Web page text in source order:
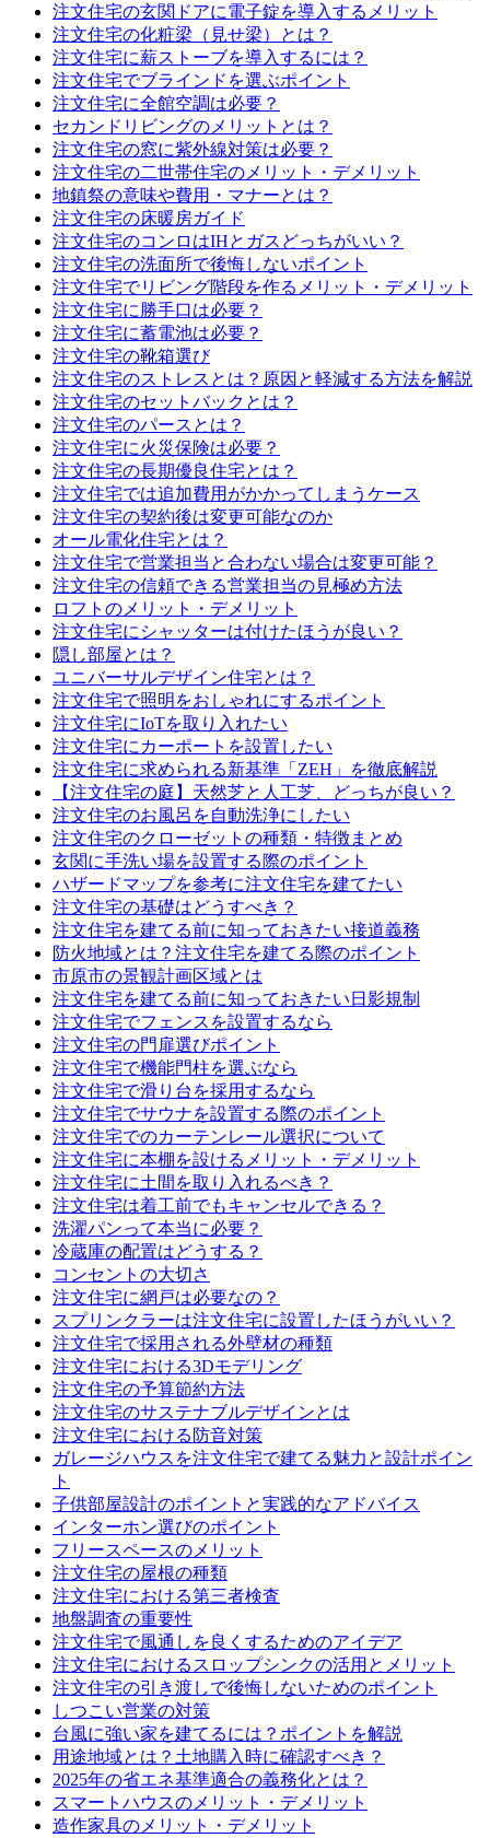
注文住宅の玄関ドアに電子錠を導入するメリット
注文住宅の化粧梁（見せ梁）とは？
注文住宅に薪ストーブを導入するには？
注文住宅でブラインドを選ぶポイント
注文住宅に全館空調は必要？
セカンドリビングのメリットとは？
注文住宅の窓に紫外線対策は必要？
注文住宅の二世帯住宅のメリット・デメリット
地鎮祭の意味や費用・マナーとは？
注文住宅の床暖房ガイド
注文住宅のコンロはIHとガスどっちがいい？
注文住宅の洗面所で後悔しないポイント
注文住宅でリビング階段を作るメリット・デメリット
注文住宅に勝手口は必要？
注文住宅に蓄電池は必要？
注文住宅の靴箱選び
注文住宅のストレスとは？原因と軽減する方法を解説
注文住宅のセットバックとは？
注文住宅のパースとは？
注文住宅に火災保険は必要？
注文住宅の長期優良住宅とは？
注文住宅では追加費用がかかってしまうケース
注文住宅の契約後は変更可能なのか
オール電化住宅とは？
注文住宅で営業担当と合わない場合は変更可能？
注文住宅の信頼できる営業担当の見極め方法
ロフトのメリット・デメリット
注文住宅にシャッターは付けたほうが良い？
隠し部屋とは？
ユニバーサルデザイン住宅とは？
注文住宅で照明をおしゃれにするポイント
注文住宅にIoTを取り入れたい
注文住宅にカーポートを設置したい
注文住宅に求められる新基準「ZEH」を徹底解説
【注文住宅の庭】天然芝と人工芝、どっちが良い？
注文住宅のお風呂を自動洗浄にしたい
注文住宅のクローゼットの種類・特徴まとめ
玄関に手洗い場を設置する際のポイント
ハザードマップを参考に注文住宅を建てたい
注文住宅の基礎はどうすべき？
注文住宅を建てる前に知っておきたい接道義務
防火地域とは？注文住宅を建てる際のポイント
市原市の景観計画区域とは
注文住宅を建てる前に知っておきたい日影規制
注文住宅でフェンスを設置するなら
注文住宅の門扉選びポイント
注文住宅で機能門柱を選ぶなら
注文住宅で滑り台を採用するなら
注文住宅でサウナを設置する際のポイント
注文住宅でのカーテンレール選択について
注文住宅に本棚を設けるメリット・デメリット
注文住宅に土間を取り入れるべき？
注文住宅は着工前でもキャンセルできる？
洗濯パンって本当に必要？
冷蔵庫の配置はどうする？
コンセントの大切さ
注文住宅に網戸は必要なの？
スプリンクラーは注文住宅に設置したほうがいい？
注文住宅で採用される外壁材の種類
注文住宅における3Dモデリング
注文住宅の予算節約方法
注文住宅のサステナブルデザインとは
注文住宅における防音対策
ガレージハウスを注文住宅で建てる魅力と設計ポイン
ト
子供部屋設計のポイントと実践的なアドバイス
インターホン選びのポイント
フリースペースのメリット
注文住宅の屋根の種類
注文住宅における第三者検査
地盤調査の重要性
注文住宅で風通しを良くするためのアイデア
注文住宅におけるスロップシンクの活用とメリット
注文住宅の引き渡しで後悔しないためのポイント
しつこい営業の対策
台風に強い家を建てるには？ポイントを解説
用途地域とは？土地購入時に確認すべき？
2025年の省エネ基準適合の義務化とは？
スマートハウスのメリット・デメリット
造作家具のメリット・デメリット